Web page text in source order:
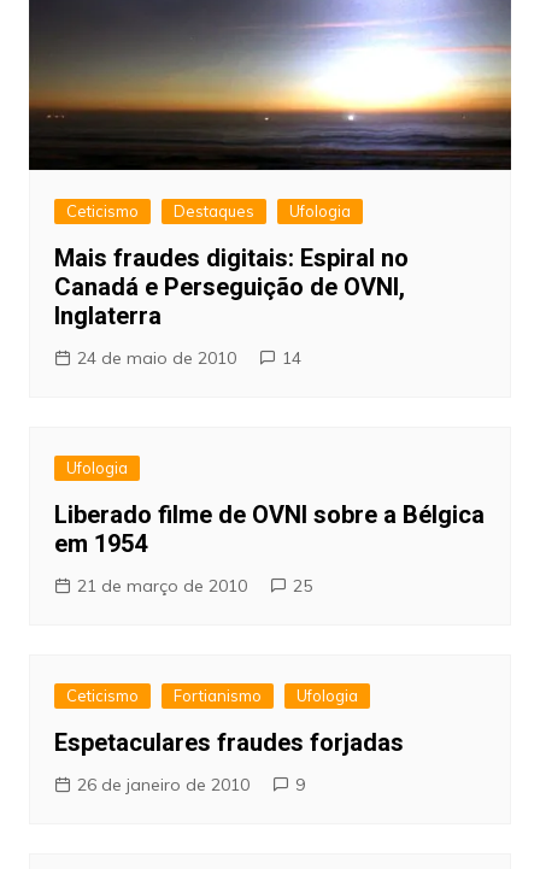
Ceticismo Destaques Ufologia
Mais fraudes digitais: Espiral no
Canadá e Perseguição de OVNI,
Inglaterra
24 de maio de 2010 14
Ufologia
Liberado filme de OVNI sobre a Bélgica
em 1954
21 de março de 2010 25
Ceticismo Fortianismo Ufologia
Espetaculares fraudes forjadas
26 de janeiro de 2010 9